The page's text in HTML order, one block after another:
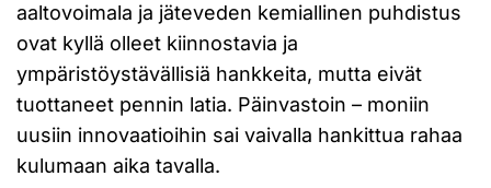
aaltovoimala ja jäteveden kemiallinen puhdistus
ovat kyllä olleet kiinnostavia ja
ympäristöystävällisiä hankkeita, mutta eivät
tuottaneet pennin latia. Päinvastoin – moniin
uusiin innovaatioihin sai vaivalla hankittua rahaa
kulumaan aika tavalla.